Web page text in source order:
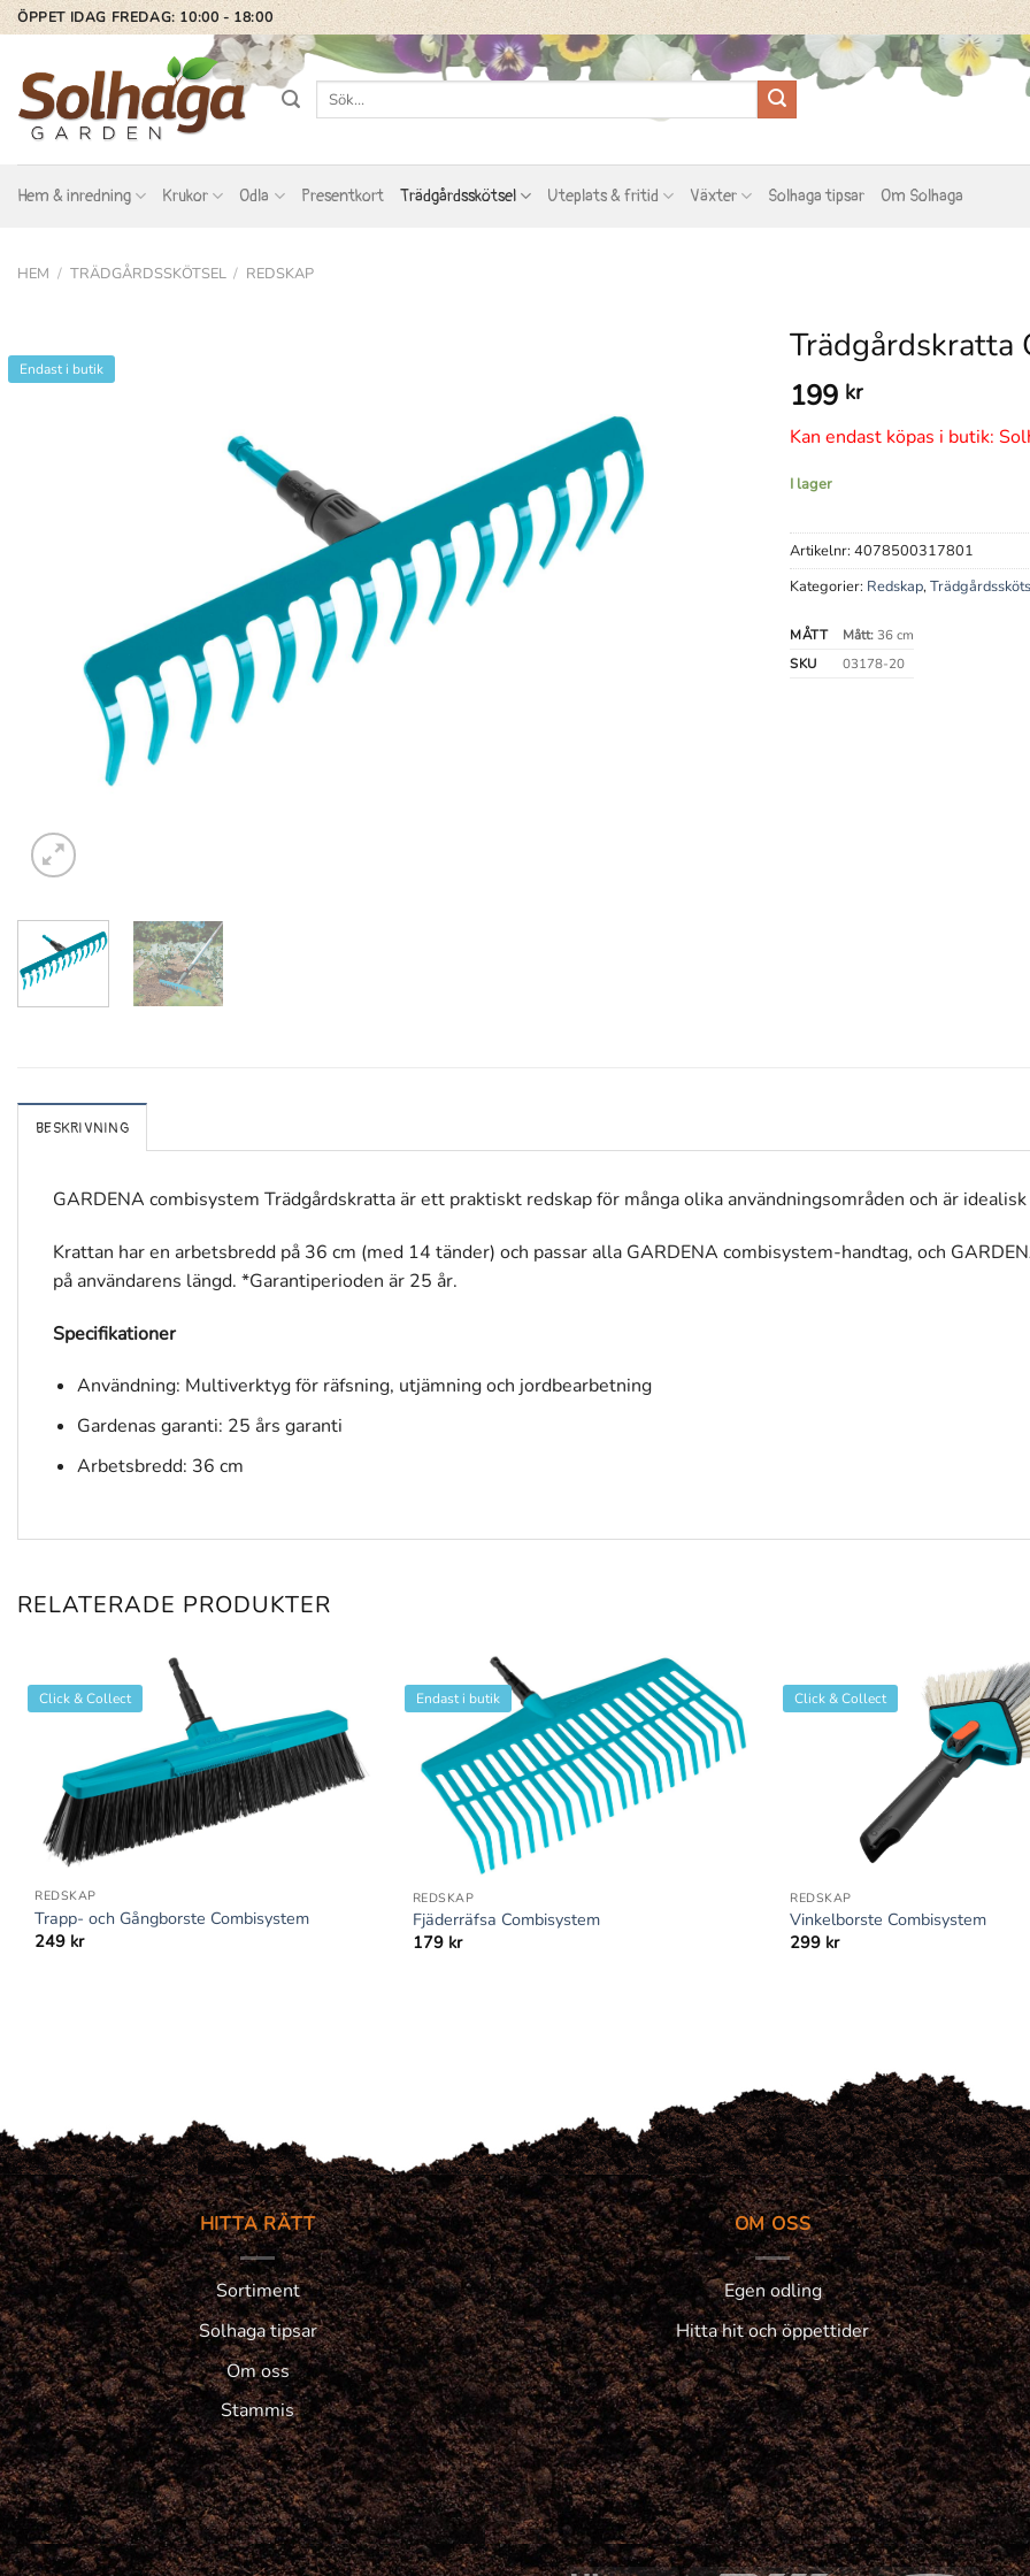
Skip
to
content
ÖPPET IDAG FREDAG: 10:00 - 18:00
Sök
Hem & inredning Krukor Odla Presentkort Trädgårdsskötsel Uteplats & fritid Växter Solhaga tipsar Om Solhaga
HEM / TRÄDGÅRDSSKÖTSEL / REDSKAP
Endast i butik
Trädgårdskratta
199 kr
Kan endast köpas i butik:
I lager
Artikelnr: 4078500317801
Kategorier: Redskap,
MÅTT Mått:36 cm
SKU
03178-20
BESKRIVNING
GARDENA combisystem Trädgårdskratta är ett praktiskt redskap för många olika användningsområden och är
Krattan har en arbetsbredd på 36 cm (med 14 tänder) och passar alla GARDENA combisystem-handtag, och
på användarens längd. *Garantiperioden är 25 år.
Specifikationer
Användning: Multiverktyg för räfsning, utjämning och jordbearbetning
Gardenas garanti: 25 års garanti
Arbetsbredd: 36 cm
RELATERADE PRODUKTER
Click & Collect
+
REDSKAP
Trapp- och Gångborste Combisystem
249 kr
Endast i butik
REDSKAP
Fjäderräfsa Combisystem
179 kr
Click & Collect
REDSKAP
Vinkelborste Combisystem
299 kr
HITTA RÄTT
Sortiment
Solhaga tipsar
Om oss
Stammis
OM OSS
Egen odling
Hitta hit och öppettider